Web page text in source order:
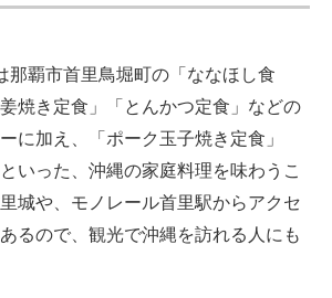
覇市首里鳥堀町の「ななほし食
焼き定食」「とんかつ定食」などの
に加え、「ポーク玉子焼き定食」
いった、沖縄の家庭料理を味わうこ
城や、モノレール首里駅からアクセ
るので、観光で沖縄を訪れる人にも